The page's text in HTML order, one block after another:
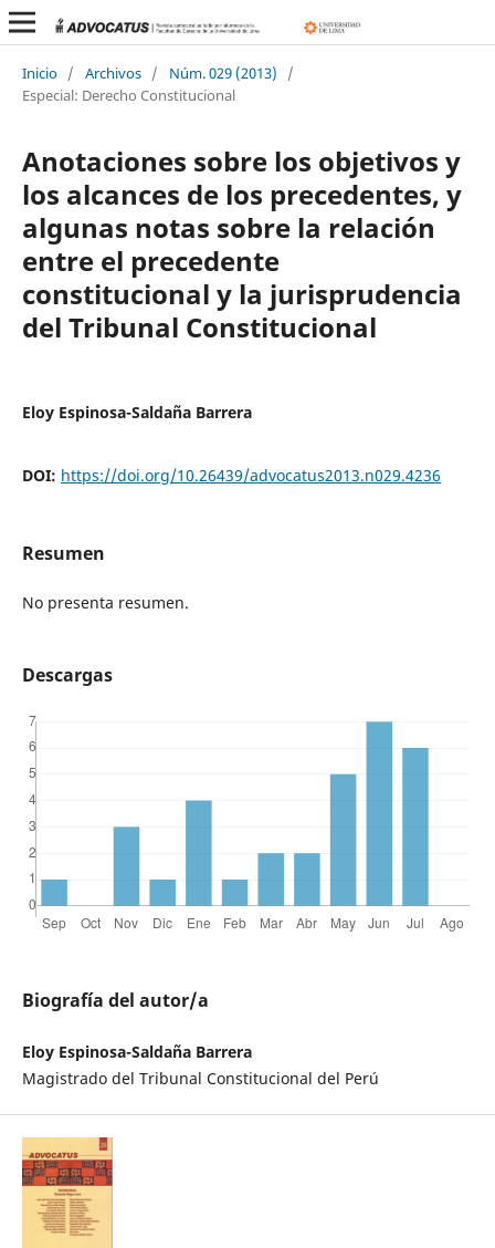
Inicio / Archivos / Núm. 029 (2013)
/
Especial: Derecho Constitucional
Anotaciones sobre los objetivos y
los alcances de los precedentes, y
algunas notas sobre la relación
entre el precedente
constitucional y la jurisprudencia
del Tribunal Constitucional
Eloy Espinosa-Saldaña Barrera
DOI: https://doi.org/10.26439/advocatus2013.n029.4236
Resumen
No presenta resumen.
Descargas
Biografía del autor/a
Eloy Espinosa-Saldaña Barrera
Magistrado del Tribunal Constitucional del Perú